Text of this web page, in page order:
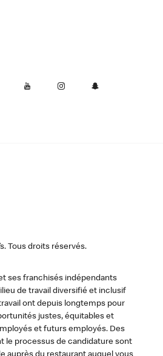
Tous droits réservés.
ses franchisés indépendants
de travail diversifié et inclusif
ont depuis longtemps pour
justes, équitables et
et futurs employés. Des
le processus de candidature sont